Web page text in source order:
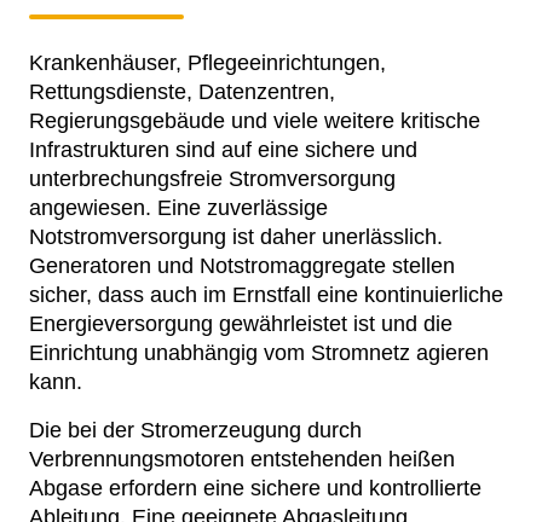
Krankenhäuser, Pflegeeinrichtungen,
Rettungsdienste, Datenzentren,
Regierungsgebäude und viele weitere kritische
Infrastrukturen sind auf eine sichere und
unterbrechungsfreie Stromversorgung
angewiesen. Eine zuverlässige
Notstromversorgung ist daher unerlässlich.
Generatoren und Notstromaggregate stellen
sicher, dass auch im Ernstfall eine kontinuierliche
Energieversorgung gewährleistet ist und die
Einrichtung unabhängig vom Stromnetz agieren
kann.
Die bei der Stromerzeugung durch
Verbrennungsmotoren entstehenden heißen
Abgase erfordern eine sichere und kontrollierte